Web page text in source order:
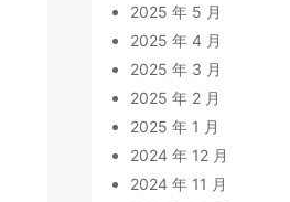
2025 年 5 月
2025 年 4 月
2025 年 3 月
2025 年 2 月
2025 年 1 月
2024 年 12 月
2024 年 11 月